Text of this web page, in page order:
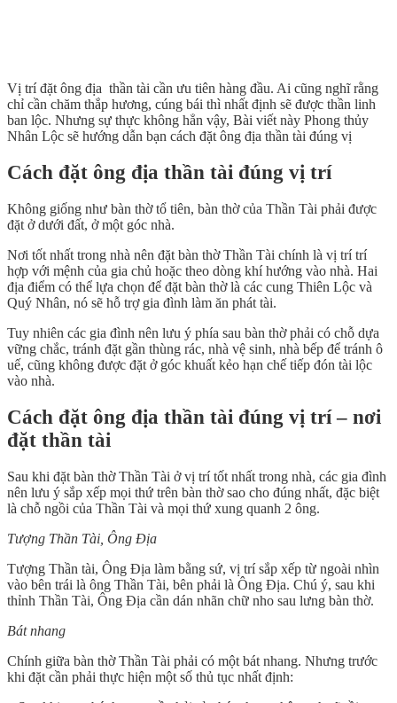
Vị trí đặt ông địa thần tài cần ưu tiên hàng đầu. Ai cũng nghĩ rằng
chỉ cần chăm thắp hương, cúng bái thì nhất định sẽ được thần linh
ban lộc. Nhưng sự thực không hẳn vậy, Bài viết này Phong thủy
Nhân Lộc sẽ hướng dẫn bạn cách đặt ông địa thần tài đúng vị
Cách đặt ông địa thần tài đúng vị trí
Không giống như bàn thờ tổ tiên, bàn thờ của Thần Tài phải được
đặt ở dưới đất, ở một góc nhà.
Nơi tốt nhất trong nhà nên đặt bàn thờ Thần Tài chính là vị trí trí
hợp với mệnh của gia chủ hoặc theo dòng khí hướng vào nhà. Hai
địa điểm có thể lựa chọn để đặt bàn thờ là các cung Thiên Lộc và
Quý Nhân, nó sẽ hỗ trợ gia đình làm ăn phát tài.
Tuy nhiên các gia đình nên lưu ý phía sau bàn thờ phải có chỗ dựa
vững chắc, tránh đặt gần thùng rác, nhà vệ sinh, nhà bếp để tránh ô
uế, cũng không được đặt ở góc khuất kẻo hạn chế tiếp đón tài lộc
vào nhà.
Cách đặt ông địa thần tài đúng vị trí – nơi
đặt thần tài
Sau khi đặt bàn thờ Thần Tài ở vị trí tốt nhất trong nhà, các gia đình
nên lưu ý sắp xếp mọi thứ trên bàn thờ sao cho đúng nhất, đặc biệt
là chỗ ngồi của Thần Tài và mọi thứ xung quanh 2 ông.
Tượng Thần Tài, Ông Địa
Tượng Thần tài, Ông Địa làm bằng sứ, vị trí sắp xếp từ ngoài nhìn
vào bên trái là ông Thần Tài, bên phải là Ông Địa. Chú ý, sau khi
thỉnh Thần Tài, Ông Địa cần dán nhãn chữ nho sau lưng bàn thờ.
Bát nhang
Chính giữa bàn thờ Thần Tài phải có một bát nhang. Nhưng trước
khi đặt cần phải thực hiện một số thủ tục nhất định: